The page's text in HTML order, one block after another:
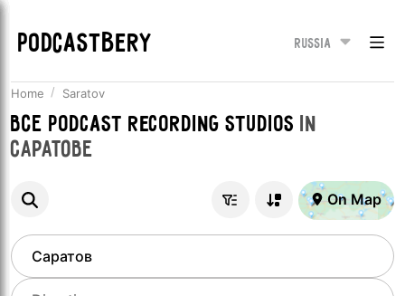
PODCASTBERY Russia
Home Saratov
Все Podcast recording studios in
Саратове
On Map